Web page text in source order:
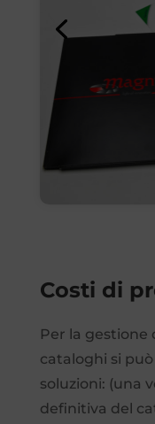
Costi di
Per la gestione
cataloghi si
soluzioni: (una
definitiva del